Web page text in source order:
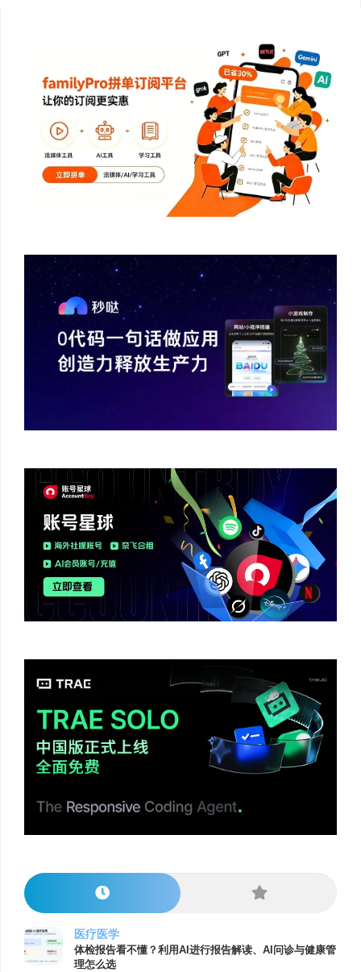
医疗医学
体检报告看不懂？利用AI进行报告解读、AI问诊与健康管
理怎么选